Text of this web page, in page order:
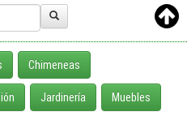
Chimeneas
Jardinería Muebles